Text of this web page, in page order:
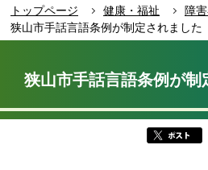
トップページ 健康・福祉 障
狭山市手話言語条例が制定されました
か
狭山市手話言語条例が制